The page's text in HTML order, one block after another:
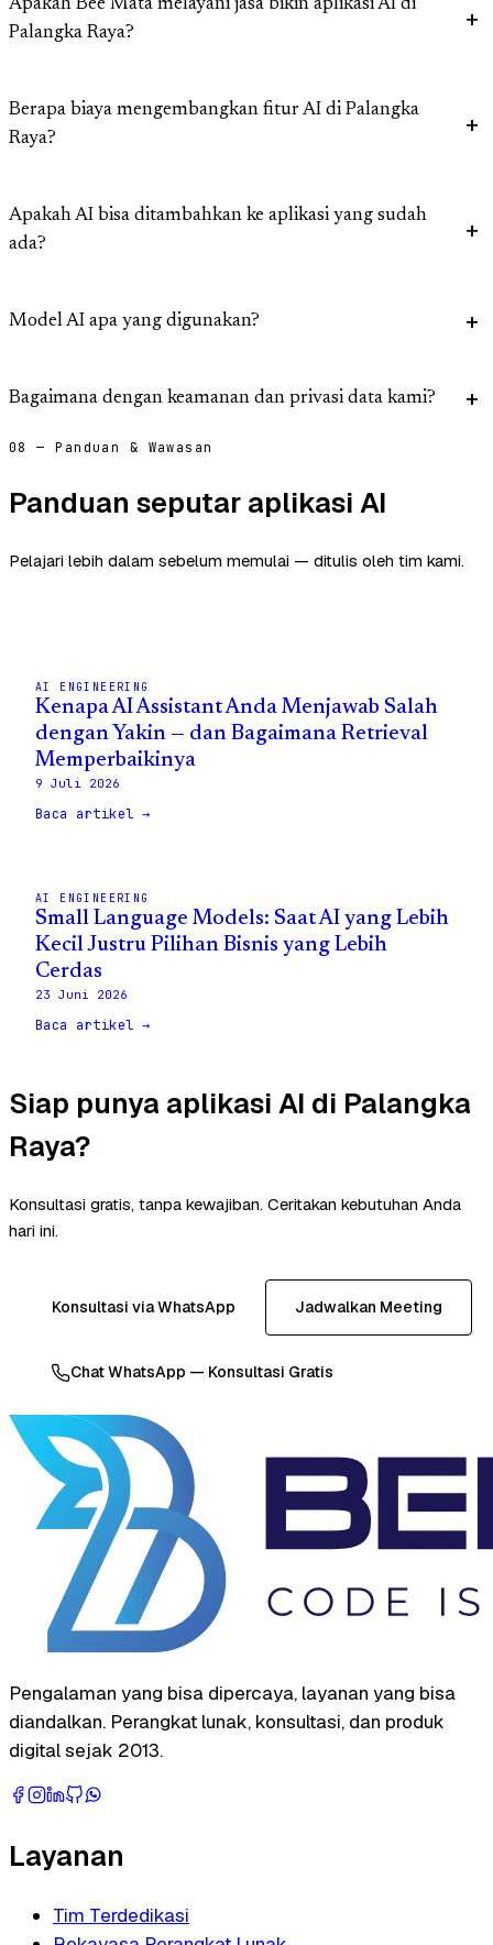
Apakah Bee Mata melayani jasa bikin aplikasi AI di
Palangka Raya?
Berapa biaya mengembangkan fitur AI di Palangka
Raya?
Apakah AI bisa ditambahkan ke aplikasi yang sudah
ada?
Model AI apa yang digunakan?
Bagaimana dengan keamanan dan privasi data kami?
08 — Panduan & Wawasan
Panduan seputar aplikasi AI
Pelajari lebih dalam sebelum memulai — ditulis oleh tim kami.
AI ENGINEERING
Kenapa AI Assistant Anda Menjawab Salah
dengan Yakin — dan Bagaimana Retrieval
Memperbaikinya
9 Juli 2026
Baca artikel →
AI ENGINEERING
Small Language Models: Saat AI yang Lebih
Kecil Justru Pilihan Bisnis yang Lebih
Cerdas
23 Juni 2026
Baca artikel →
Siap punya aplikasi AI di Palangka
Raya?
Konsultasi gratis, tanpa kewajiban. Ceritakan kebutuhan Anda
hari ini.
Konsultasi via WhatsApp Jadwalkan Meeting
Chat WhatsApp — Konsultasi Gratis
Pengalaman yang bisa dipercaya, layanan yang bisa
diandalkan. Perangkat lunak, konsultasi, dan produk
digital sejak 2013.
Layanan
Tim Terdedikasi